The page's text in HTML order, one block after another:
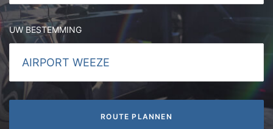
UW BESTEMMING